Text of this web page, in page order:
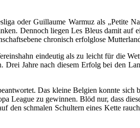
oder Guillaume Warmuz als „Petite
Dennoch liegen Les Bleus damit auf
chronisch erfolglose
eindeutig als zu leicht für die
Jahre nach diesem Erfolg bei den
Das kleine Belgien konnte sich
League zu gewinnen. Blöd nur, dass
den schmalen Schultern eines Kette